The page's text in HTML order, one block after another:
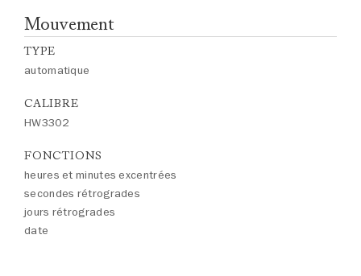
Mouvement
TYPE
automatique
CALIBRE
HW3302
FONCTIONS
heures et minutes excentrées
secondes rétrogrades
jours rétrogrades
date